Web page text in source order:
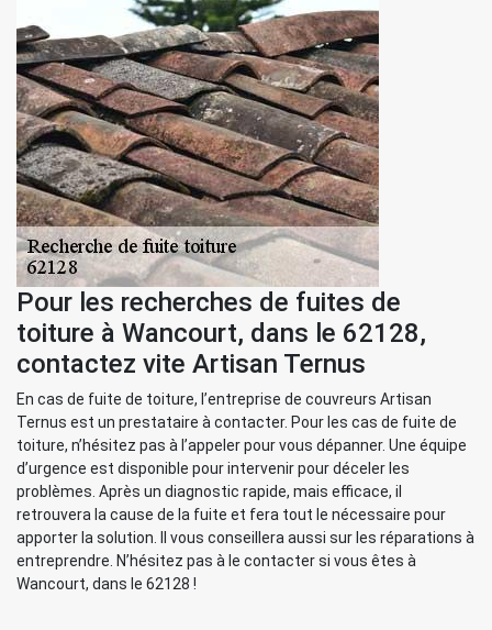
Pour les recherches de fuites de
toiture à Wancourt, dans le 62128,
contactez vite Artisan Ternus
En cas de fuite de toiture, l’entreprise de couvreurs Artisan
Ternus est un prestataire à contacter. Pour les cas de fuite de
toiture, n’hésitez pas à l’appeler pour vous dépanner. Une équipe
d’urgence est disponible pour intervenir pour déceler les
problèmes. Après un diagnostic rapide, mais efficace, il
retrouvera la cause de la fuite et fera tout le nécessaire pour
apporter la solution. Il vous conseillera aussi sur les réparations à
entreprendre. N’hésitez pas à le contacter si vous êtes à
Wancourt, dans le 62128 !